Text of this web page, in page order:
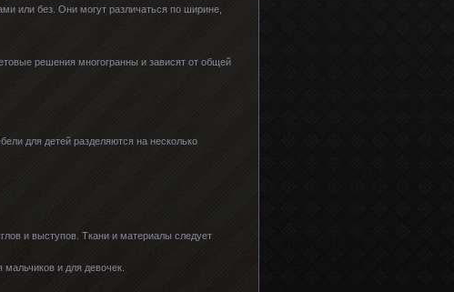
или без. Они могут различаться по ширине,
решения многогранны и зависят от общей
для детей разделяются на несколько
и выступов. Ткани и материалы следует
и для девочек.